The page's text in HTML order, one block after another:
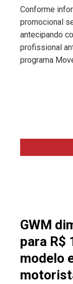
Conforme
promocional
antecipando
profissional
programa
GWM
para R$
modelo